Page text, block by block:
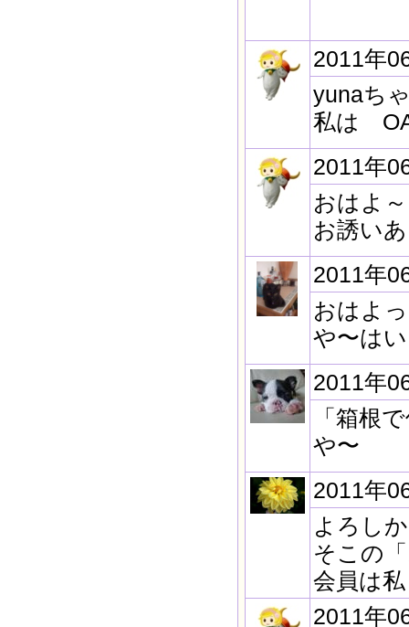
2011年
yunaち
私は
2011年
おはよ
お誘い
2011年
おはよ
や〜は
2011年
「箱根
や〜
2011年
よろし
そこの
会員は
2011年